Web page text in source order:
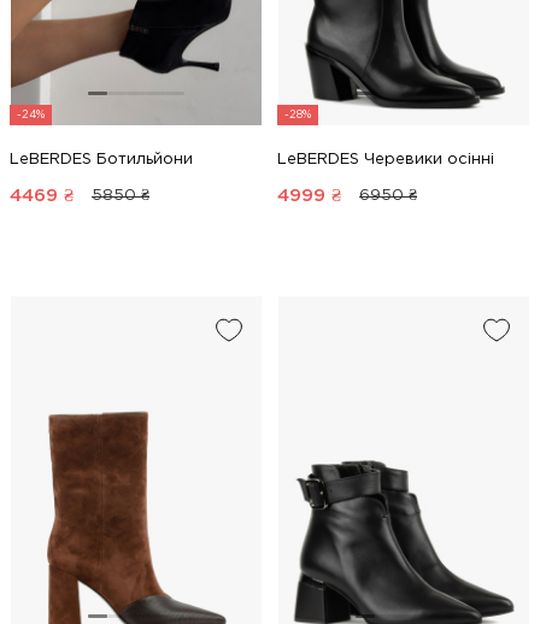
-24%
LeBERDES Ботильйони
4469 ₴ 5850 ₴
-28%
LeBERDES Черевики осінні
4999 ₴ 6950 ₴